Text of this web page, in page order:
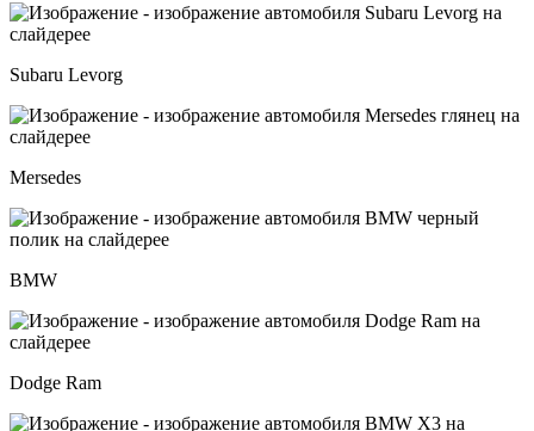
Subaru Levorg
Mersedes
BMW
Dodge Ram